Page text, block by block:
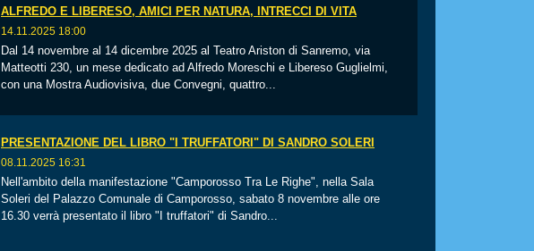
ALFREDO E LIBERESO, AMICI PER NATURA, INTRECCI DI VITA
14.11.2025 18:00
Dal 14 novembre al 14 dicembre 2025 al Teatro Ariston di Sanremo, via
Matteotti 230, un mese dedicato ad Alfredo Moreschi e Libereso Guglielmi,
con una Mostra Audiovisiva, due Convegni, quattro...
PRESENTAZIONE DEL LIBRO "I TRUFFATORI" DI SANDRO SOLERI
08.11.2025 16:31
Nell'ambito della manifestazione "Camporosso Tra Le Righe", nella Sala
Soleri del Palazzo Comunale di Camporosso, sabato 8 novembre alle ore
16.30 verrà presentato il libro "I truffatori" di Sandro...